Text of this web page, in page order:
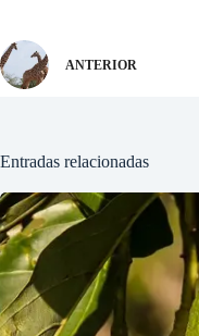
ANTERIOR
Entradas relacionadas